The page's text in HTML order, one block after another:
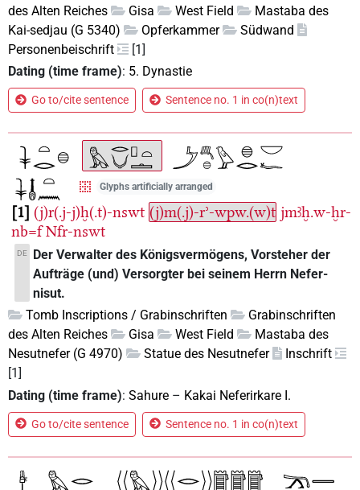
des Alten Reiches
Gisa West Field
Mastaba des
Kai-sedjau (G 5340)
Opferkammer
Südwand
Personenbeischrift
[1]
Dating (time frame): 5. Dynastie
Go to/cite sentence Sentence no. 1 in co(n)text
Glyphs artificially arranged
1 (j)r(.j-j)ḫ(.t)-nswt (j)m(.j)-rʾ-wpw.(w)t jmꜣḫ.w-ḫr-
nb=f Nfr-nswt
DE
Der Verwalter des Königsvermögens, Vorsteher der
Aufträge (und) Versorgter bei seinem Herrn Nefer-
nisut.
Tomb Inscriptions / Grabinschriften
Grabinschriften
des Alten Reiches
Gisa West Field
Mastaba des
Nesutnefer (G 4970)
Statue des Nesutnefer
Inschrift
[1]
Dating (time frame): Sahure – Kakai Neferirkare I.
Go to/cite sentence Sentence no. 1 in co(n)text